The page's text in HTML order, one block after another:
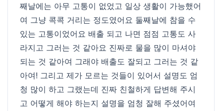
째날에는 아무 고통이 없었고 일상 생활이 가능했어
여 그냥 콕콕 거리는 정도였어요 둘째날에 참을 수
있는 고통이었어요 배출 되고 나면 점점 고통도 사
라지고 그러는 것 같아요 진짜로 물을 많이 마셔야
되는 것 같아여 그래야 배출도 잘되고 그러는 것 같
아여! 그리고 제가 모르는 것들이 있어서 설명도 엄
청 많이 하고 그랬는데 진짜 친철하게 답변해 주시
고 어떻게 해야 하는지 설명을 엄청 잘해 주셨어여